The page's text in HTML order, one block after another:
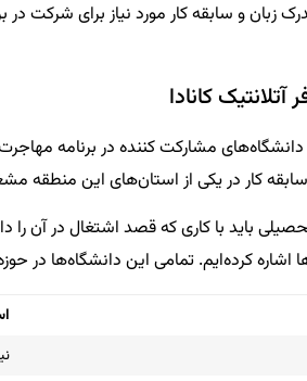
و سابقه کار مورد نیاز برای شرکت در
کانادا
مشارکت کننده در برنامه
کار در یکی از استان‌های این منطقه
باید با کاری که قصد اشتغال در آن را
کرده‌ایم. تمامی این دانشگاه‌ها در